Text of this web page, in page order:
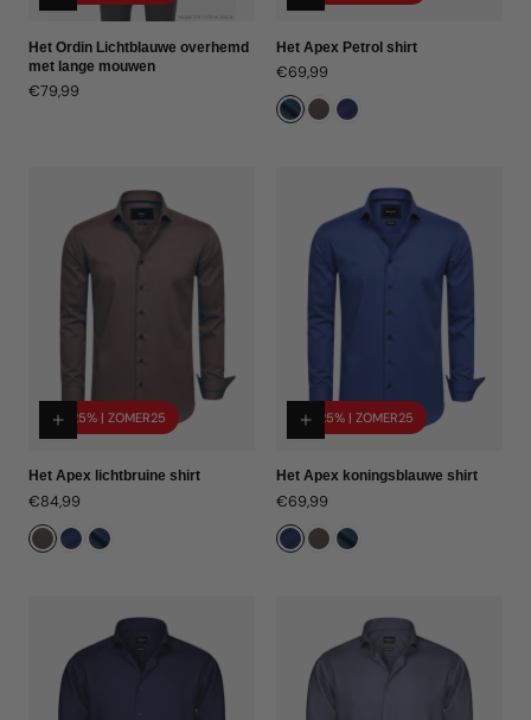
Het Ordin Lichtblauwe overhemd
met lange mouwen
Normale
€79,99
Het Apex Petrol shirt
Normale
prijs
€69,99
-25% | ZOMER25
Het Apex lichtbruine shirt
Normale
prijs
€84,99
-25% | ZOMER25
Het Apex koningsblauwe shirt
Normale
prijs
€69,99